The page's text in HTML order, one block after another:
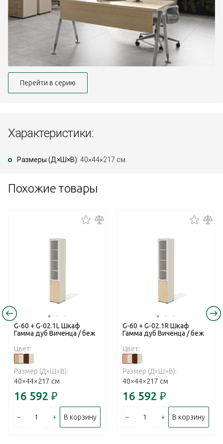
Перейти в серию
Характеристики:
Размеры (Д×Ш×В): 40×44×217 см.
Похожие товары
G-60 + G-02.1L Шкаф
Гамма дуб Виченца / беж
Цвет:
Размер (Д×Ш×В):
40×44×217 см
16 592 ₽
– + В корзину
G-60 + G-02.1R Шкаф
Гамма дуб Виченца / беж
Цвет:
Размер (Д×Ш×В):
40×44×217 см
16 592 ₽
– + В корзину